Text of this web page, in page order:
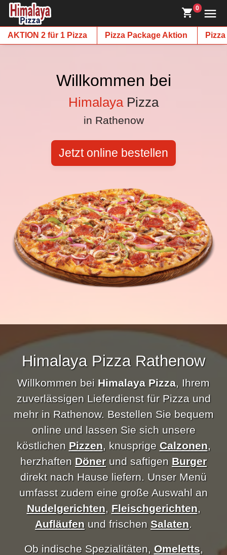
0
AKTION 2 für 1 Pizza Pizza Package Aktion Pizza
Willkommen bei
HimalayaPizza
in Rathenow
Jetzt online bestellen
Himalaya Pizza Rathenow
Willkommen bei Himalaya Pizza, Ihrem
zuverlässigen Lieferdienst für Pizza und
mehr in Rathenow. Bestellen Sie bequem
online und lassen Sie sich unsere
köstlichen Pizzen, knusprige Calzonen,
herzhaften Dönerund saftigen Burger
direkt nach Hause liefern. Unser Menü
umfasst zudem eine große Auswahl an
Nudelgerichten, Fleischgerichten,
Aufläufen und frischen Salaten.
Ob indische Spezialitäten, Omeletts,